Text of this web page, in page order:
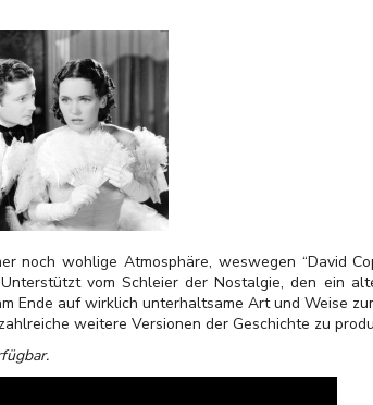
noch wohlige Atmosphäre, weswegen “David
vom Schleier der Nostalgie, den ein
Ende auf wirklich unterhaltsame Art und Weise
weitere Versionen der Geschichte zu